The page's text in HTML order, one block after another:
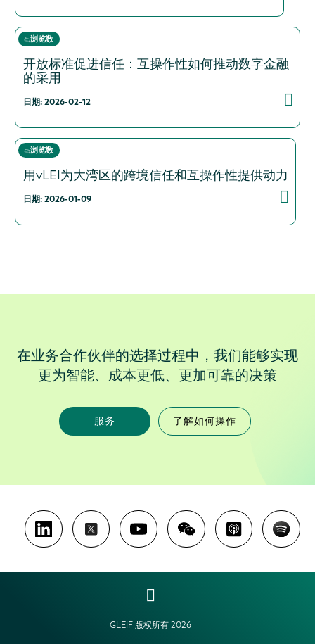
浏览数
开放标准促进信任：互操作性如何推动数字金融
的采用
日期: 2026-02-12
浏览数
用vLEI为大湾区的跨境信任和互操作性提供动力
日期: 2026-01-09
在业务合作伙伴的选择过程中，我们能够实现
更为智能、成本更低、更加可靠的决策
服务 了解如何操作
GLEIF 版权所有 2026